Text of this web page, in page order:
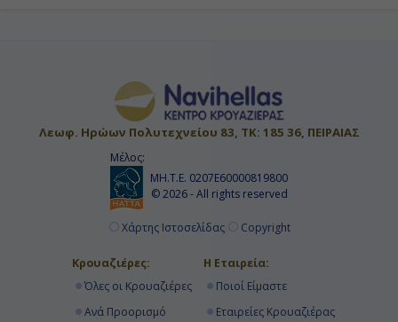
Λεωφ. Ηρώων Πολυτεχνείου 83, ΤΚ: 185 36, ΠΕΙΡΑΙΑΣ
Μέλος:
ΜΗ.Τ.Ε. 0207Ε60000819800
© 2026 - All rights reserved
Χάρτης Ιστοσελίδας Copyright
Κρουαζιέρες:
Όλες οι Κρουαζιέρες
Ανά Προορισμό
Η Εταιρεία:
Ποιοί Είμαστε
Εταιρείες Κρουαζιέρας